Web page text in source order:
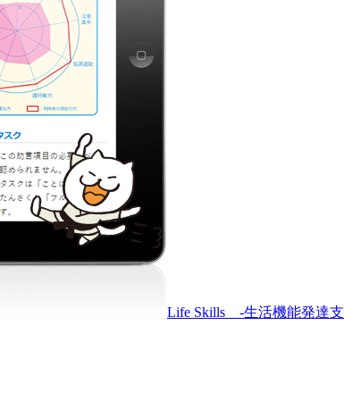
Life Skills -生活機能発達